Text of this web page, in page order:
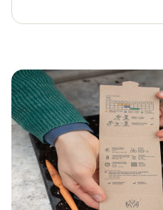
provést 2–3
upevněným ke
Do vázy
rozevírat, je
temné místo.